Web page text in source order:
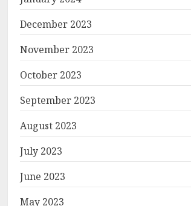
December 2023
November 2023
October 2023
September 2023
August 2023
July 2023
June 2023
May 2023